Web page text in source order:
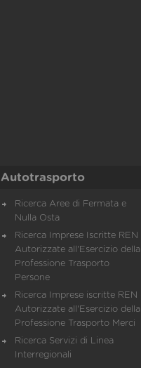
Autotrasporto
Ricerca Aree di Fermata e
Nulla Osta
Ricerca Imprese Iscritte REN
Autorizzate all'Esercizio della
Professione Trasporto
Persone
Ricerca Imprese iscritte REN
Autorizzate all'Esercizio della
Professione Trasporto Merci
Ricerca Servizi di Linea
Interregionali